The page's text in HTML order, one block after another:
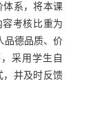
体系，将本课
考核比重为
品德品质、价
采用学生自
，并及时反馈